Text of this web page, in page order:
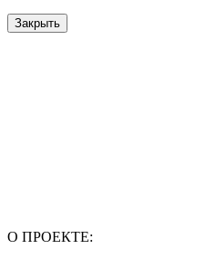
Закрыть
О ПРОЕКТЕ: